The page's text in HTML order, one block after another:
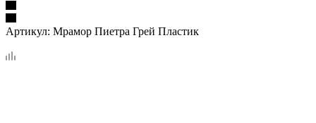
Артикул: Мрамор Пиетра Грей Пластик